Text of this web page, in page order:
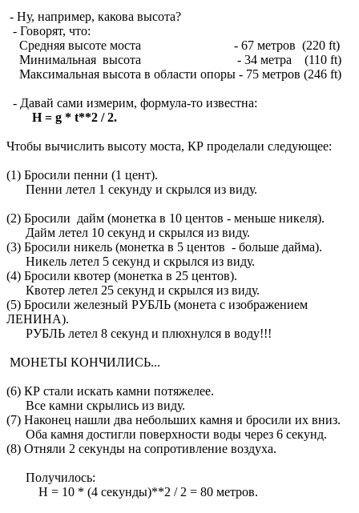
- Ну, например, какова высота?
- Говорят, что:
Средняя высоте моста - 67 метров (220 ft)
Минимальная высота - 34 метра (110 ft)
Максимальная высота в области опоры - 75 метров (246 ft)
- Давай сами измерим, формула-то известна:
H = g * t**2 / 2.
Чтобы вычислить высоту моста, КР проделали следующее:
(1) Бросили пенни (1 цент).
Пенни летел 1 секунду и скрылся из виду.
(2) Бросили дайм (монетка в 10 центов - меньше никеля).
Дайм летел 10 секунд и скрылся из виду.
(3) Бросили никель (монетка в 5 центов - больше дайма).
Никель летел 5 секунд и скрылся из виду.
(4) Бросили квотер (монетка в 25 центов).
Квотер летел 25 секунд и скрылся из виду.
(5) Бросили железный РУБЛЬ (монета с изображением
ЛЕНИНА).
РУБЛЬ летел 8 секунд и плюхнулся в воду!!!
МОНЕТЫ КОНЧИЛИСЬ...
(6) КР стали искать камни потяжелее.
Все камни скрылись из виду.
(7) Наконец нашли два небольших камня и бросили их вниз.
Оба камня достигли поверхности воды через 6 секунд.
(8) Отняли 2 секунды на сопротивление воздуха.
Получилось:
H = 10 * (4 секунды)**2 / 2 = 80 метров.